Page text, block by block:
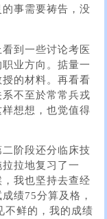
事需要祷告，没
到一些讨论考医
业方向。掂量一
的材料。再看看
不至於常常兵戎
想想，也觉值得
阶段还分临床技
拉地复习了一
我也坚持去查经
绩75分算及格，
不鲜的，我的成绩